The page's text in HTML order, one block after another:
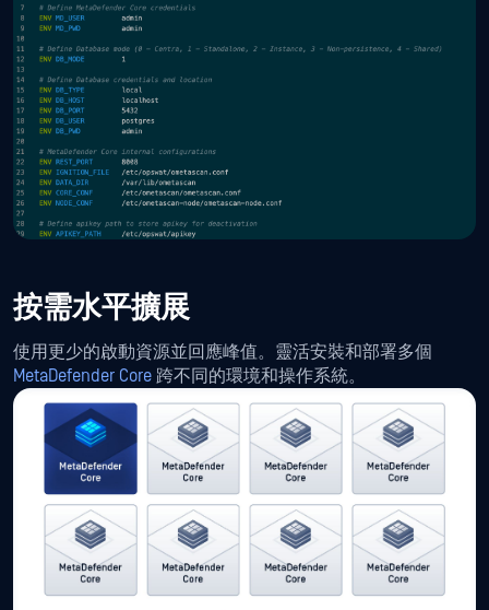
按需水平擴展
使用更少的啟動資源並回應峰值。靈活安裝和部署多個
MetaDefender Core 跨不同的環境和操作系統。